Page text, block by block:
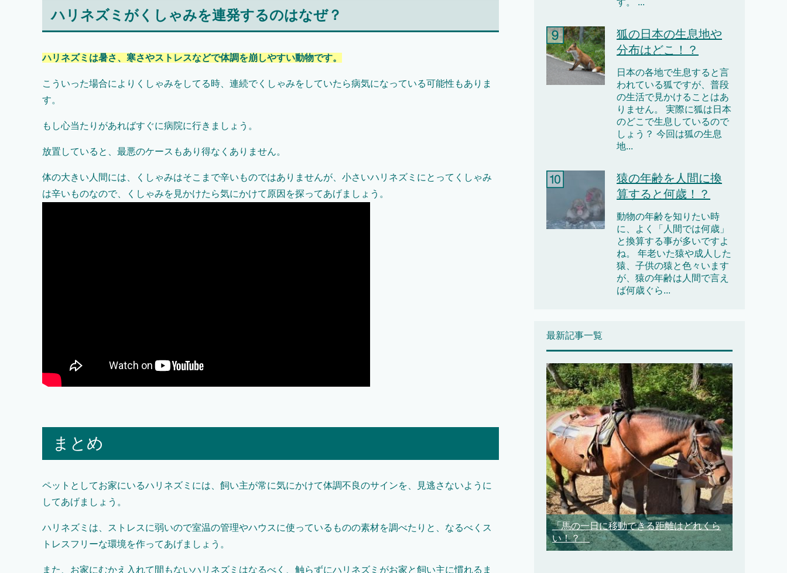
ハリネズミがくしゃみを連発するのはなぜ？
ハリネズミは暑さ、寒さやストレスなどで体調を崩しやすい動物です。
こういった場合によりくしゃみをしてる時、連続でくしゃみをしていたら病気になっている可能性もありま
す。
もし心当たりがあればすぐに病院に行きましょう。
放置していると、最悪のケースもあり得なくありません。
体の大きい人間には、くしゃみはそこまで辛いものではありませんが、小さいハリネズミにとってくしゃみ
は辛いものなので、くしゃみを見かけたら気にかけて原因を探ってあげましょう。
まとめ
ペットとしてお家にいるハリネズミには、飼い主が常に気にかけて体調不良のサインを、見逃さないように
してあげましょう。
ハリネズミは、ストレスに弱いので室温の管理やハウスに使っているものの素材を調べたりと、なるべくス
トレスフリーな環境を作ってあげましょう。
また、お家にむかえ入れて間もないハリネズミはなるべく、触らずにハリネズミがお家と飼い主に慣れるま
す。 ...
狐の日本の生息地や
分布はどこ！？
日本の各地で生息すると言
われている狐ですが、普段
の生活で見かけることはあ
りません。 実際に狐は日本
のどこで生息しているので
しょう？ 今回は狐の生息
地...
猿の年齢を人間に換
算すると何歳！？
動物の年齢を知りたい時
に、よく「人間では何歳」
と換算する事が多いですよ
ね。 年老いた猿や成人した
猿、子供の猿と色々います
が、猿の年齢は人間で言え
ば何歳ぐら...
最新記事一覧
「馬の一日に移動できる距離はどれくら
い！？」